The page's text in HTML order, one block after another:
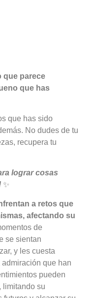
que parece
que has
que has sido
No dudes de tu
recupera tu
lograr cosas
✨
a retos que
afectando su
de
se sientan
y les cuesta
que han
pueden
limitando su